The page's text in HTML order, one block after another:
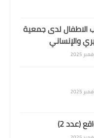
الاطفال لدى جمعية
والإنساني
(عدد 2)